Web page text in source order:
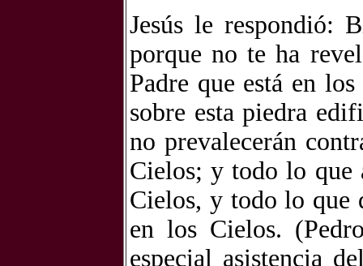
Jesús le respondió:
porque no te ha
Padre que está en
sobre esta piedra
no prevalecerán
Cielos; y todo lo que
Cielos, y todo lo que
en los Cielos.
especial asistencia